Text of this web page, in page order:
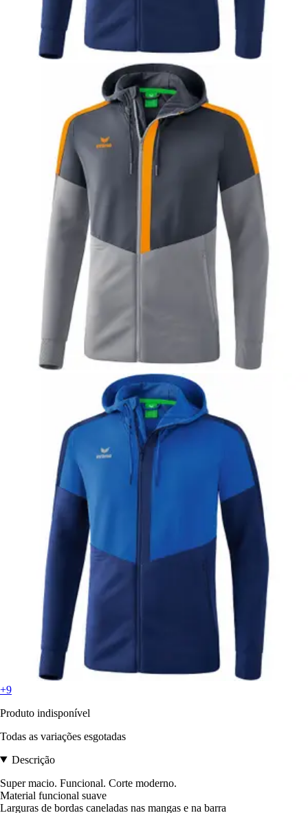
+9
Produto indisponível
Todas as variações esgotadas
Descrição
Super macio. Funcional. Corte moderno.
Material funcional suave
Larguras de bordas caneladas nas mangas e na barra